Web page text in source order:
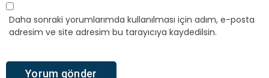
Daha sonraki yorumlarımda kullanılması için adım, e-posta
adresim ve site adresim bu tarayıcıya kaydedilsin.